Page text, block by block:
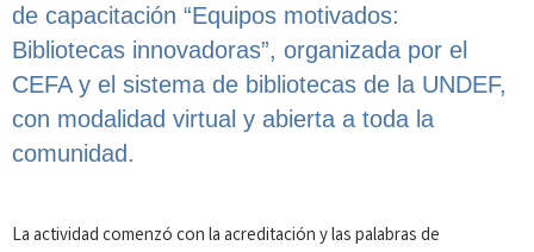
de capacitación “Equipos motivados:
Bibliotecas innovadoras”, organizada por el
CEFA y el sistema de bibliotecas de la UNDEF,
con modalidad virtual y abierta a toda la
comunidad.
La actividad comenzó con la acreditación y las palabras de